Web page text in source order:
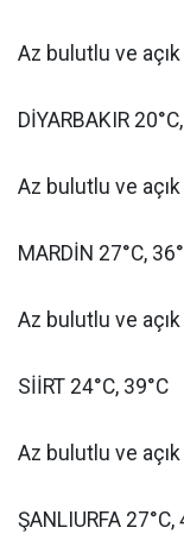
Az bulutlu ve
DİYARBAKIR
Az bulutlu ve açık
MARDİN 27°C,
Az bulutlu ve açık
SİİRT 24°C, 39°C
Az bulutlu ve açık
ŞANLIURFA 27°C,